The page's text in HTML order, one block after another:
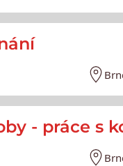
- práce s